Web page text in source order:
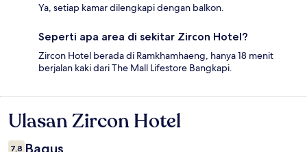
Ya, setiap kamar dilengkapi dengan balkon.
Seperti apa area di sekitar Zircon Hotel?
Zircon Hotel berada di Ramkhamhaeng, hanya 18 menit
berjalan kaki dari The Mall Lifestore Bangkapi.
Ulasan
Ulasan Zircon Hotel
7,8